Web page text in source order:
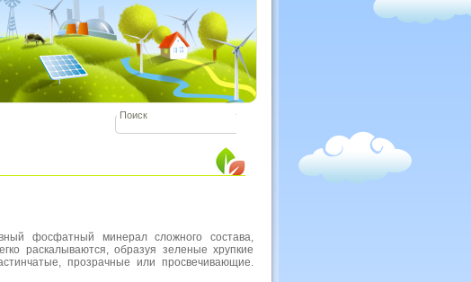
фосфатный минерал сложного состава,
раскалываются, образуя зеленые хрупкие
прозрачные или просвечивающие.